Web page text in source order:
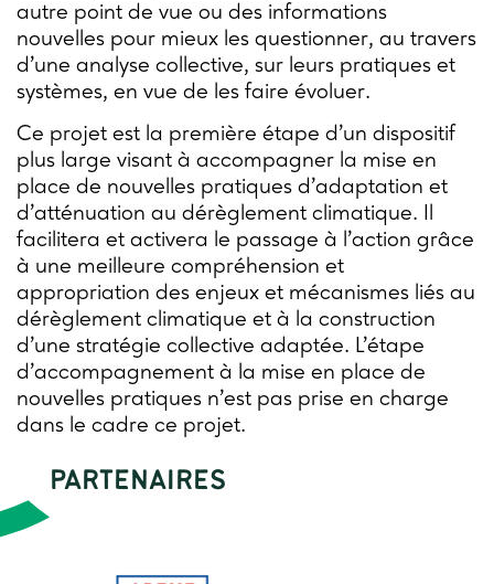
autre point de vue ou des informations
nouvelles pour mieux les questionner, au travers
d’une analyse collective, sur leurs pratiques et
systèmes, en vue de les faire évoluer.
Ce projet est la première étape d’un dispositif
plus large visant à accompagner la mise en
place de nouvelles pratiques d’adaptation et
d’atténuation au dérèglement climatique. Il
facilitera et activera le passage à l’action grâce
à une meilleure compréhension et
appropriation des enjeux et mécanismes liés au
dérèglement climatique et à la construction
d’une stratégie collective adaptée. L’étape
d’accompagnement à la mise en place de
nouvelles pratiques n’est pas prise en charge
dans le cadre ce projet.
PARTENAIRES